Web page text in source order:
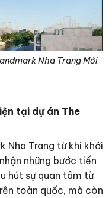
Nha Trang Mới
tại dự án The
Nha Trang từ khi khởi
những bước tiến
hút sự quan tâm từ
toàn quốc, mà còn